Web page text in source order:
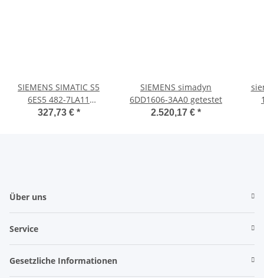
SIEMENS SIMATIC S5
6ES5 482-7LA11
6ES5482-7LA11 Digital E-
327,73 € *
SIEMENS simadyn
6DD1606-3AA0 getestet
2.520,17 € *
Über uns
Service
Gesetzliche Informationen